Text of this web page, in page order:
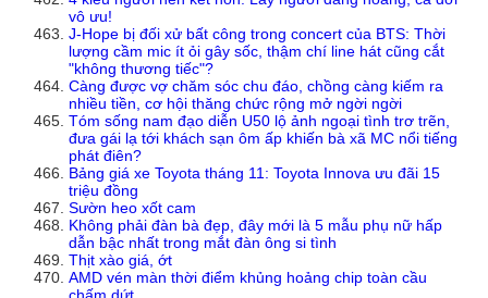
vô ưu!
J-Hope bị đối xử bất công trong concert của BTS: Thời
lượng cầm mic ít ỏi gây sốc, thậm chí line hát cũng cắt
"không thương tiếc"?
Càng được vợ chăm sóc chu đáo, chồng càng kiếm ra
nhiều tiền, cơ hội thăng chức rộng mở ngời ngời
Tóm sống nam đạo diễn U50 lộ ảnh ngoại tình trơ trẽn,
đưa gái lạ tới khách sạn ôm ấp khiến bà xã MC nổi tiếng
phát điên?
Bảng giá xe Toyota tháng 11: Toyota Innova ưu đãi 15
triệu đồng
Sườn heo xốt cam
Không phải đàn bà đẹp, đây mới là 5 mẫu phụ nữ hấp
dẫn bậc nhất trong mắt đàn ông si tình
Thịt xào giá, ớt
AMD vén màn thời điểm khủng hoảng chip toàn cầu